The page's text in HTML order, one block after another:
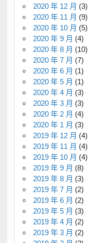
2020 年 12 月 (3)
2020 年 11 月 (9)
2020 年 10 月 (5)
2020 年 9 月 (4)
2020 年 8 月 (10)
2020 年 7 月 (7)
2020 年 6 月 (1)
2020 年 5 月 (1)
2020 年 4 月 (3)
2020 年 3 月 (3)
2020 年 2 月 (4)
2020 年 1 月 (3)
2019 年 12 月 (4)
2019 年 11 月 (4)
2019 年 10 月 (4)
2019 年 9 月 (8)
2019 年 8 月 (3)
2019 年 7 月 (2)
2019 年 6 月 (2)
2019 年 5 月 (3)
2019 年 4 月 (2)
2019 年 3 月 (2)